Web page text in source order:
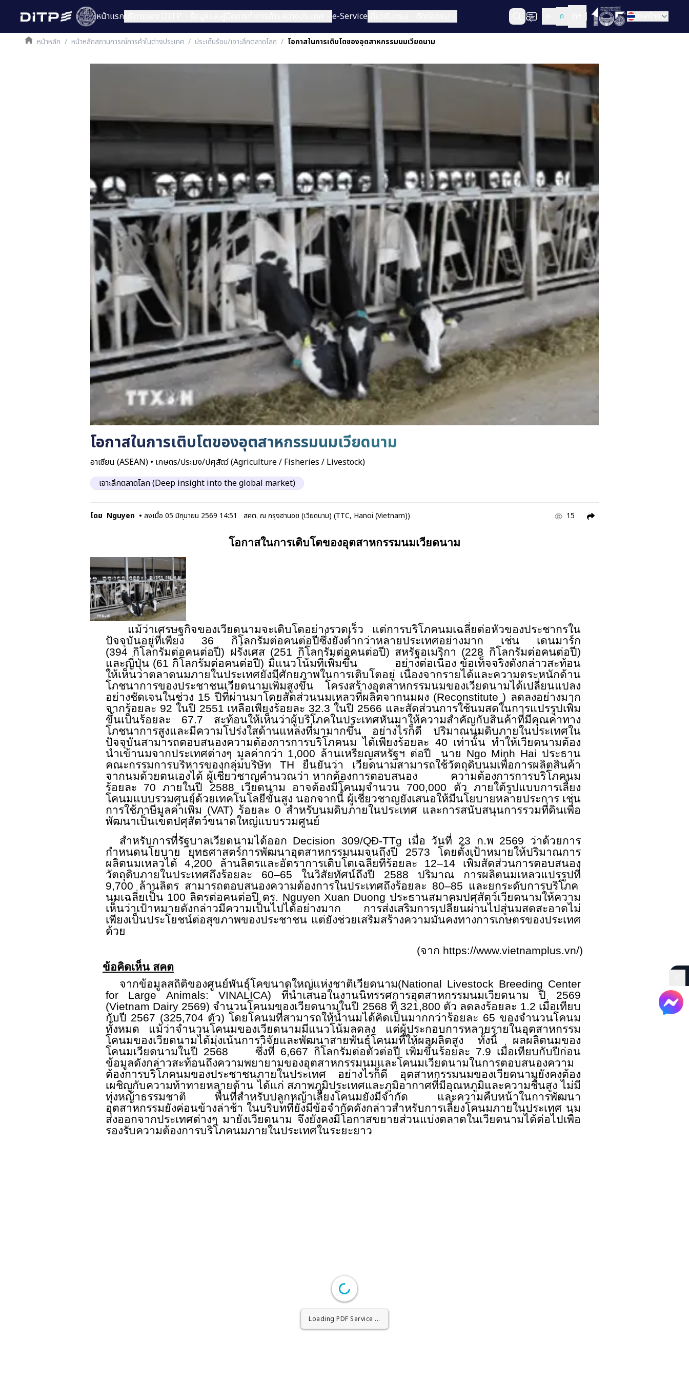
หน้าเเรก e-Service ก
หน้าหลัก / หน้าหลักสถานการณ์การค้าในต่างประเทศ / ประเด็นร้อน/เจาะลึกตลาดโลก / โอกาสในการเติบโตของอุตสาหกรรมนมเวียดนาม
โอกาสในการเติบโตของอุตสาหกรรมนมเวียดนาม
อาเซียน (ASEAN) • เกษตร/ประมง/ปศุสัตว์ (Agriculture / Fisheries / Livestock)
เจาะลึกตลาดโลก (Deep insight into the global market)
โดย Nguyen • ลงเมื่อ 05 มิถุนายน 2569 14:51 สคต. ณ กรุงฮานอย (เวียดนาม) (TTC, Hanoi (Vietnam)) 15
โอกาสในการเติบโตของอุตสาหกรรมนมเวียดนาม
แม้ว่าเศรษฐกิจของเวียดนามจะเติบโตอย่างรวดเร็ว แต่การบริโภคนมเฉลี่ยต่อหัวของประชากรใน
ปัจจุบันอยู่ที่เพียง 36 กิโลกรัมต่อคนต่อปีซึ่งยังต่ำกว่าหลายประเทศอย่างมาก เช่น เดนมาร์ก
(394 กิโลกรัมต่อคนต่อปี) ฝรั่งเศส (251 กิโลกรัมต่อคนต่อปี) สหรัฐอเมริกา (228 กิโลกรัมต่อคนต่อปี)
และญี่ปุ่น (61 กิโลกรัมต่อคนต่อปี) มีแนวโน้มที่เพิ่มขึ้น อย่างต่อเนื่อง ข้อเท็จจริงดังกล่าวสะท้อน
ให้เห็นว่าตลาดนมภายในประเทศยังมีศักยภาพในการเติบโตอยู่ เนื่องจากรายได้และความตระหนักด้าน
โภชนาการของประชาชนเวียดนามเพิ่มสูงขึ้น โครงสร้างอุตสาหกรรมนมของเวียดนามได้เปลี่ยนแปลง
อย่างชัดเจนในช่วง 15ปีที่ผ่านมาโดยสัดส่วนนมเหลวที่ผลิตจากนมผง (Reconstitute ) ลดลงอย่างมาก
จากร้อยละ 92 ในปี 2551 เหลือเพียงร้อยละ32.3ในปี 2566 และสัดส่วนการใช้นมสดในการแปรรูปเพิ่ม
ขึ้นเป็นร้อยละ 67.7 สะท้อนให้เห็นว่าผู้บริโภคในประเทศหันมาให้ความสำคัญกับสินค้าที่มีคุณค่าทาง
โภชนาการสูงและมีความโปร่งใสด้านแหล่งที่มามากขึ้น อย่างไรก็ดี ปริมาณนมดิบภายในประเทศใน
ปัจจุบันสามารถตอบสนองความต้องการการบริโภคนม ได้เพียงร้อยละ 40 เท่านั้น ทำให้เวียดนามต้อง
นำเข้านมจากประเทศต่างๆ มูลค่ากว่า 1,000 ล้านเหรียญสหรัฐฯ ต่อปี นาย Ngo Minh Hai ประธาน
คณะกรรมการบริหารของกลุ่มบริษัท TH ยืนยันว่า เวียดนามสามารถใช้วัตถุดิบนมเพื่อการผลิตสินค้า
จากนมด้วยตนเองได้ ผู้เชี่ยวชาญคำนวณว่า หากต้องการตอบสนอง ความต้องการการบริโภคนม
ร้อยละ 70ภายในปี 2588 เวียดนาม อาจต้องมีโคนมจำนวน 700,000 ตัว ภายใต้รูปแบบการเลี้ยง
โคนมแบบรวมศูนย์ด้วยเทคโนโลยีขั้นสูง นอกจากนี้ ผู้เชี่ยวชาญยังเสนอให้มีนโยบายหลายประการ เช่น
การใช้ภาษีมูลค่าเพิ่ม (VAT) ร้อยละ 0 สำหรับนมดิบภายในประเทศ และการสนับสนุนการรวมที่ดินเพื่อ
พัฒนาเป็นเขตปศุสัตว์ขนาดใหญ่แบบรวมศูนย์
สำหรับการที่รัฐบาลเวียดนามได้ออก Decision 309/QĐ-TTg เมื่อ วันที่ 23 ก.พ 2569 ว่าด้วยการ
กำหนดนโยบาย ยุทธศาสตร์การพัฒนาอุตสาหกรรมนมจนถึงปี 2573 โดยตั้งเป้าหมายให้ปริมาณการ
ผลิตนมเหลวได้ 4,200 ล้านลิตรและอัตราการเติบโตเฉลี่ยที่ร้อยละ 12–14 เพิ่มสัดส่วนการตอบสนอง
วัตถุดิบภายในประเทศถึงร้อยละ 60–65 ในวิสัยทัศน์ถึงปี 2588 ปริมาณ การผลิตนมเหลวแปรรูปที่
9,700 ล้านลิตร สามารถตอบสนองความต้องการในประเทศถึงร้อยละ 80–85 และยกระดับการบริโภค
นมเฉลี่ยเป็น 100 ลิตรต่อคนต่อปี ดร. Nguyen Xuan Duong ประธานสมาคมปศุสัตว์เวียดนามให้ความ
เห็นว่าเป้าหมายดังกล่าวมีความเป็นไปได้อย่างมาก การส่งเสริมการเปลี่ยนผ่านไปสู่นมสดสะอาดไม่
เพียงเป็นประโยชน์ต่อสุขภาพของประชาชน แต่ยังช่วยเสริมสร้างความมั่นคงทางการเกษตรของประเทศ
ด้วย
(จาก https://www.vietnamplus.vn/)
ข้อคิดเห็น สคต
จากข้อมูลสถิติของศูนย์พันธุ์โคขนาดใหญ่แห่งชาติเวียดนาม(National Livestock Breeding Center
for Large Animals: VINALICA) ที่นำเสนอในงานนิทรรศการอุตสาหกรรมนมเวียดนาม ปี 2569
(Vietnam Dairy 2569) จำนวนโคนมของเวียดนามในปี 2568 ที่ 321,800 ตัว ลดลงร้อยละ 1.2 เมื่อเทียบ
กับปี 2567 (325,704 ตัว) โดยโคนมที่สามารถให้น้ำนมได้คิดเป็นมากกว่าร้อยละ 65 ของจำนวนโคนม
ทั้งหมด แม้ว่าจำนวนโคนมของเวียดนามมีแนวโน้มลดลง แต่ผู้ประกอบการหลายรายในอุตสาหกรรม
โคนมของเวียดนามได้มุ่งเน้นการวิจัยและพัฒนาสายพันธุ์โคนมที่ให้ผลผลิตสูง ทั้งนี้ ผลผลิตนมของ
โคนมเวียดนามในปี 2568 ซึ่งที่ 6,667 กิโลกรัมต่อตัวต่อปี เพิ่มขึ้นร้อยละ 7.9 เมื่อเทียบกับปีก่อน
ข้อมูลดังกล่าวสะท้อนถึงความพยายามของอุตสาหกรรมนมและโคนมเวียดนามในการตอบสนองความ
ต้องการบริโภคนมของประชาชนภายในประเทศ อย่างไรก็ดี อุตสาหกรรมนมของเวียดนามยังคงต้อง
เผชิญกับความท้าทายหลายด้าน ได้แก่ สภาพภูมิประเทศและภูมิอากาศที่มีอุณหภูมิและความชื้นสูง ไม่มี
ทุ่งหญ้าธรรมชาติ พื้นที่สำหรับปลูกหญ้าเลี้ยงโคนมยังมีจำกัด และความคืบหน้าในการพัฒนา
อุตสาหกรรมยังค่อนข้างล่าช้า ในบริบทที่ยังมีข้อจำกัดดังกล่าวสำหรับการเลี้ยงโคนมภายในประเทศ นม
ส่งออกจากประเทศต่างๆ มายังเวียดนาม จึงยังคงมีโอกาสขยายส่วนแบ่งตลาดในเวียดนามได้ต่อไปเพื่อ
รองรับความต้องการบริโภคนมภายในประเทศในระยะยาว
Loading PDF Worker ...
Loading PDF Service ...